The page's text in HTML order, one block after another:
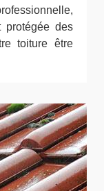
protégée des
toiture être